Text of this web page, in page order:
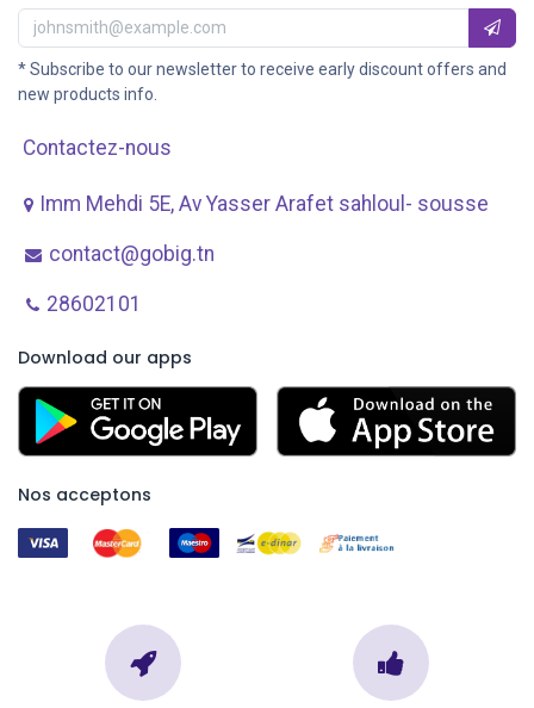
* Subscribe to our newsletter to receive early discount offers and
new products info.
Contactez-nous
Imm Mehdi 5E, Av ​Yasser Arafet sahloul- sousse
contact@gobig.tn
28602101
Download our apps
Nos acceptons